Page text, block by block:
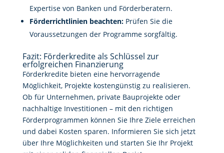
Expertise von Banken und Förderberatern.
Förderrichtlinien beachten:Prüfen Sie die
Voraussetzungen der Programme sorgfältig.
Fazit: Förderkredite als Schlüssel zur
erfolgreichen Finanzierung
Förderkredite bieten eine hervorragende
Möglichkeit, Projekte kostengünstig zu realisieren.
Ob für Unternehmen, private Bauprojekte oder
nachhaltige Investitionen – mit den richtigen
Förderprogrammen können Sie Ihre Ziele erreichen
und dabei Kosten sparen. Informieren Sie sich jetzt
über Ihre Möglichkeiten und starten Sie Ihr Projekt